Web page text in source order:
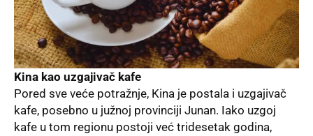
Kina kao uzgajivač kafe
Pored sve veće potražnje, Kina je postala i uzgajivač
kafe, posebno u južnoj provinciji Junan. Iako uzgoj
kafe u tom regionu postoji već tridesetak godina,